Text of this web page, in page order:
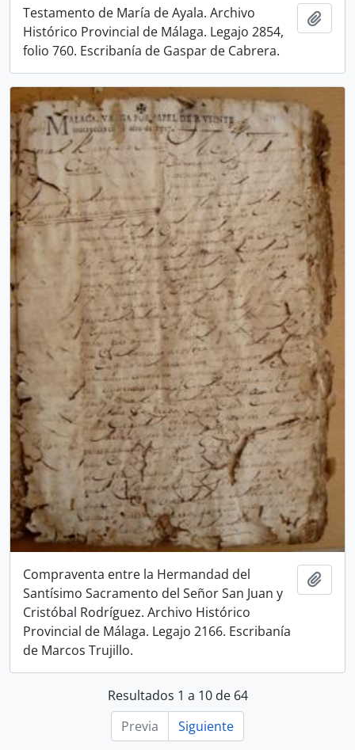
Testamento de María de Ayala. Archivo
Histórico Provincial de Málaga. Legajo 2854,
folio 760. Escribanía de Gaspar de Cabrera.
Compraventa entre la Hermandad del
Santísimo Sacramento del Señor San Juan y
Cristóbal Rodríguez. Archivo Histórico
Provincial de Málaga. Legajo 2166. Escribanía
de Marcos Trujillo.
Resultados 1 a 10 de 64
Previa
Siguiente